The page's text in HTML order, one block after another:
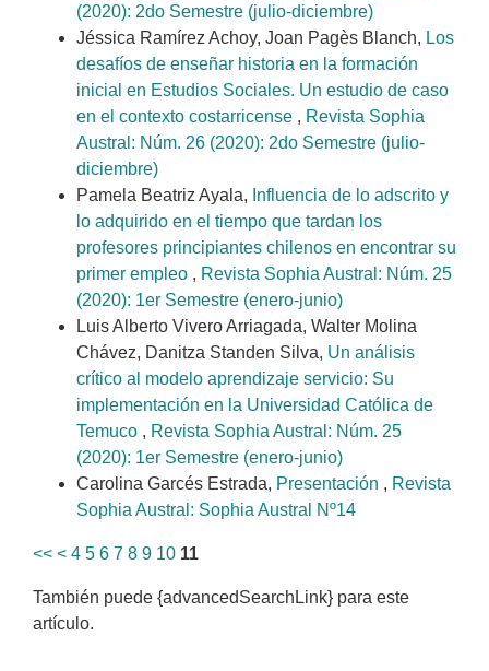
(2020): 2do Semestre (julio-diciembre)
Jéssica Ramírez Achoy, Joan Pagès Blanch, Los
desafíos de enseñar historia en la formación
inicial en Estudios Sociales. Un estudio de caso
en el contexto costarricense , Revista Sophia
Austral: Núm. 26 (2020): 2do Semestre (julio-
diciembre)
Pamela Beatriz Ayala, Influencia de lo adscrito y
lo adquirido en el tiempo que tardan los
profesores principiantes chilenos en encontrar su
primer empleo , Revista Sophia Austral: Núm. 25
(2020): 1er Semestre (enero-junio)
Luis Alberto Vivero Arriagada, Walter Molina
Chávez, Danitza Standen Silva, Un análisis
crítico al modelo aprendizaje servicio: Su
implementación en la Universidad Católica de
Temuco , Revista Sophia Austral: Núm. 25
(2020): 1er Semestre (enero-junio)
Carolina Garcés Estrada, Presentación , Revista
Sophia Austral: Sophia Austral Nº14
<< < 4 5 6 7 8 9 10 11
También puede {advancedSearchLink} para este
artículo.